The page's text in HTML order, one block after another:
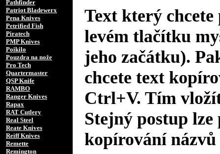
Pathfinder
Patriot Bladewerx
Pena Knives
Petrified Fish
Piratech
PMP Knives
Poikilo
Pouzdra na nože
Pro Tech
Quartermaster
QSP Knife
RAMBO
Ranger Knives
Rapax
RAT Cutlery
Real Steel
Reate Knives
Reiff Knives
Remette
Remington
Text který
levém tlačítku
jeho začátku).
chcete text
Ctrl+V. Tím
Stejný postup
kopírování